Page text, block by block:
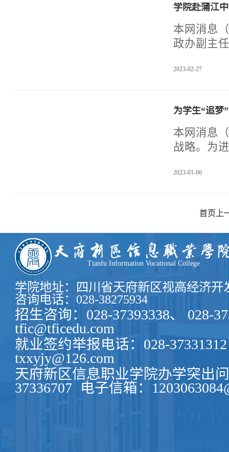
学院赴蒲江
本网消息
政办副主
实地考察
人应用实
法，建议
的“理实一
2023-02-27
为学生“追梦
本网消息
战略。为
天府新区
导中心两
（区人才
区总工会
息发布、
2023-01-06
首页 上
Tianfu Information Vocational College
学院地址：四川省天府新区视高经济开
咨询电话：028-38275934
招生咨询：028-37393338、 028-
tfic@tficedu.com
就业签约举报电话：028-37331312
txxyjy@126.com
天府新区信息职业学院办学突出
37336707
电子信箱：